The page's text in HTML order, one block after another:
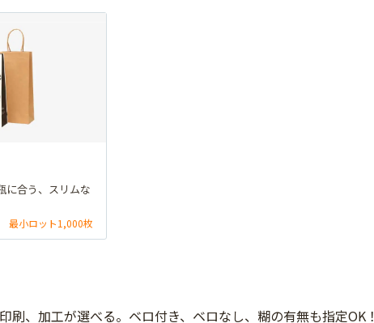
に合う、スリムな
最小ロット1,000枚
刷、加工が選べる。ベロ付き、ベロなし、糊の有無も指定OK！